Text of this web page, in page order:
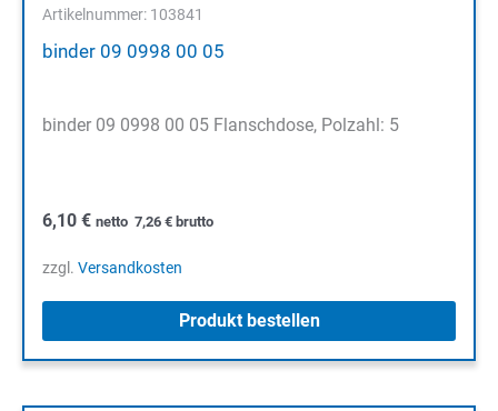
Artikelnummer: 103841
binder 09 0998 00 05
binder 09 0998 00 05 Flanschdose, Polzahl: 5
6,10 € netto 7,26 € brutto
zzgl. Versandkosten
Produkt bestellen